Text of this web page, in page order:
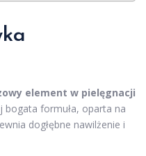
element w pielęgnacji
bogata formuła, oparta na
dogłębne nawilżenie i